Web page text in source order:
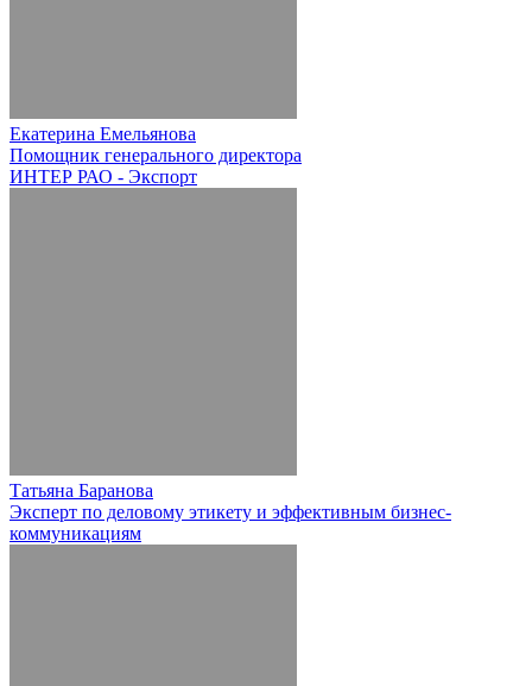
Екатерина Емельянова
Помощник генерального директора
ИНТЕР РАО - Экспорт
Татьяна Баранова
Эксперт по деловому этикету и эффективным бизнес-
коммуникациям